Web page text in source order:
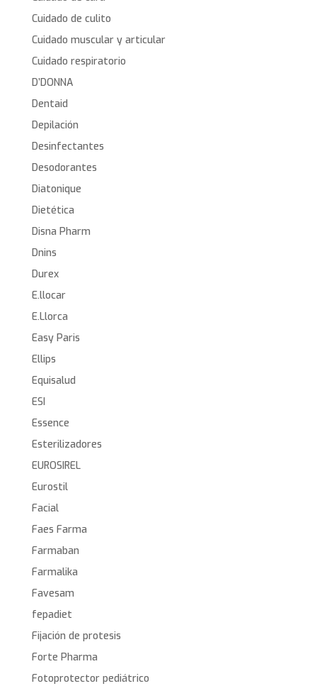
Cuidado de culito
Cuidado muscular y articular
Cuidado respiratorio
D’DONNA
Dentaid
Depilación
Desinfectantes
Desodorantes
Diatonique
Dietética
Disna Pharm
Dnins
Durex
E.llocar
E.Llorca
Easy Paris
Ellips
Equisalud
ESI
Essence
Esterilizadores
EUROSIREL
Eurostil
Facial
Faes Farma
Farmaban
Farmalika
Favesam
fepadiet
Fijación de protesis
Forte Pharma
Fotoprotector pediátrico